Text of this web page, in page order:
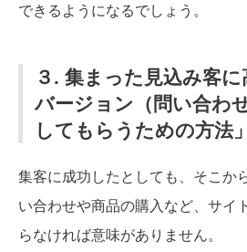
できるようになるでしょう。
３. 集まった見込み客
バージョン（問い合わ
してもらうための方法」
集客に成功したとしても、そこか
い合わせや商品の購入など、サイ
らなければ意味がありません。